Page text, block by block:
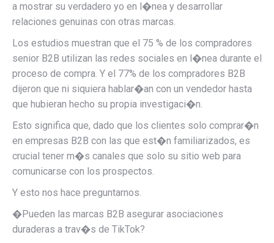
a mostrar su verdadero yo en l�nea y desarrollar
relaciones genuinas con otras marcas.
Los estudios muestran que el 75 % de los compradores
senior B2B utilizan las redes sociales en l�nea durante el
proceso de compra. Y el 77% de los compradores B2B
dijeron que ni siquiera hablar�an con un vendedor hasta
que hubieran hecho su propia investigaci�n.
Esto significa que, dado que los clientes solo comprar�n
en empresas B2B con las que est�n familiarizados, es
crucial tener m�s canales que solo su sitio web para
comunicarse con los prospectos.
Y esto nos hace preguntarnos.
�Pueden las marcas B2B asegurar asociaciones
duraderas a trav�s de TikTok?